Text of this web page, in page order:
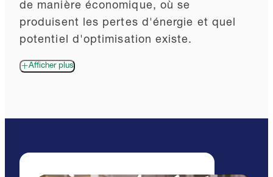
de manière économique, où se
produisent les pertes d'énergie et quel
potentiel d'optimisation existe.
Afficher plus